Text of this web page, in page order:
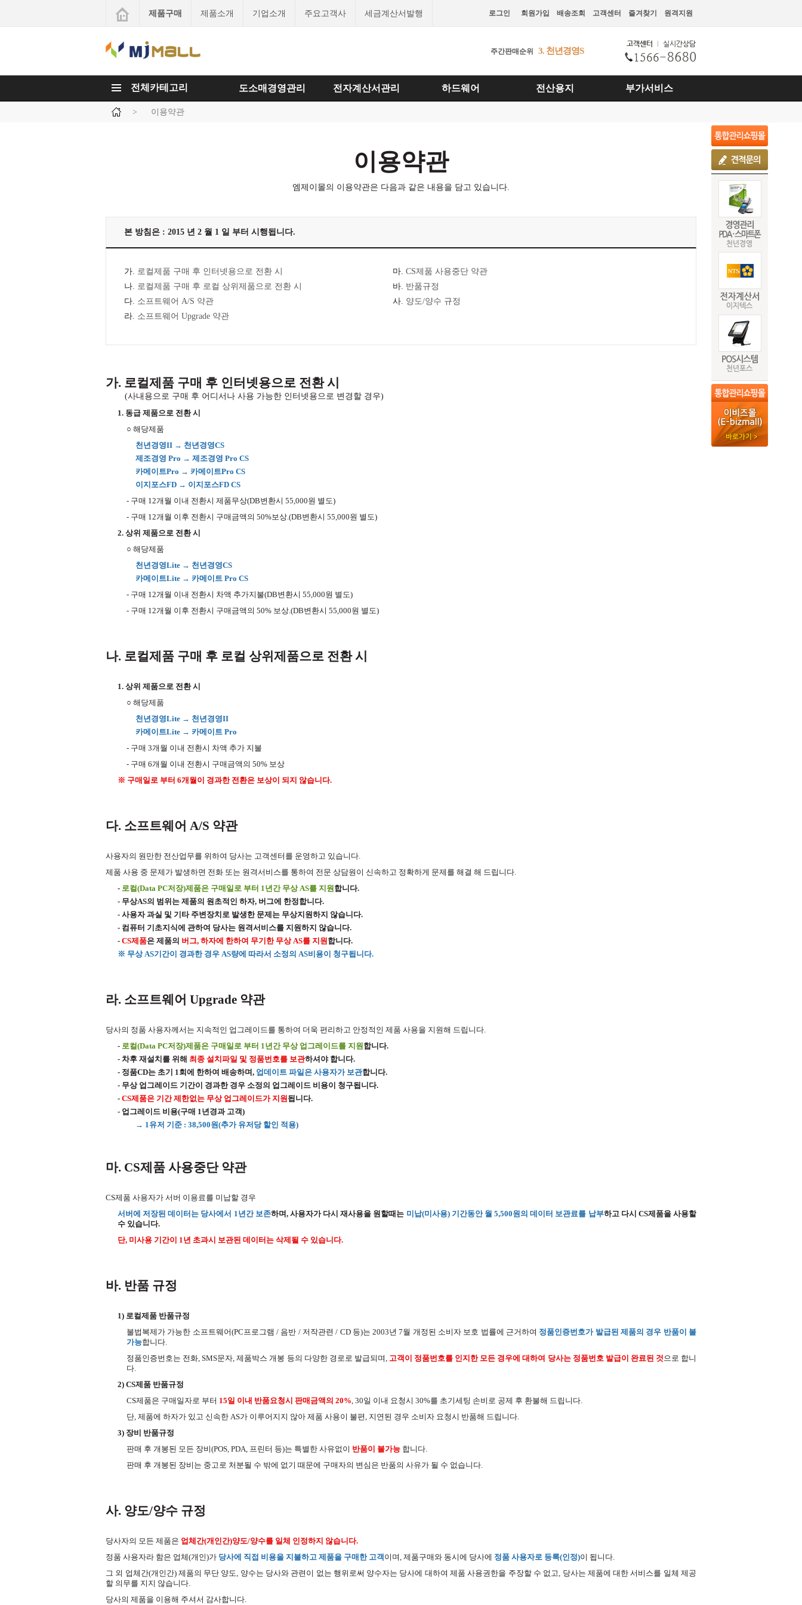
주간판매순위
3. 천년경영S
2. 천년경영
제품구매 제품소개 기업소개 주요고객사 세금계산서발행 로그인 회원가입 배송조회 고객센터 즐겨찾기 원격지원
전체카테고리 도소매경영관리 전자계산서관리 하드웨어 전산용지 부가서비스
> 이용약관
이용약관
엠제이몰의 이용약관은 다음과 같은 내용을 담고 있습니다.
본 방침은 : 2015 년 2 월 1 일 부터 시행됩니다.
가. 로컬제품 구매 후 인터넷용으로 전환 시
나. 로컬제품 구매 후 로컬 상위제품으로 전환 시
다. 소프트웨어 A/S 약관
라. 소프트웨어 Upgrade 약관
마. CS제품 사용중단 약관
바. 반품규정
사. 양도/양수 규정
가. 로컬제품 구매 후 인터넷용으로 전환 시
(사내용으로 구매 후 어디서나 사용 가능한 인터넷용으로 변경할 경우)
1. 동급 제품으로 전환 시
○ 해당제품
천년경영II → 천년경영CS
제조경영 Pro → 제조경영 Pro CS
카메이트Pro → 카메이트Pro CS
이지포스FD → 이지포스FD CS
- 구매 12개월 이내 전환시 제품무상(DB변환시 55,000원 별도)
- 구매 12개월 이후 전환시 구매금액의 50%보상.(DB변환시 55,000원 별도)
2. 상위 제품으로 전환 시
○ 해당제품
천년경영Lite → 천년경영CS
카메이트Lite → 카메이트 Pro CS
- 구매 12개월 이내 전환시 차액 추가지불(DB변환시 55,000원 별도)
- 구매 12개월 이후 전환시 구매금액의 50% 보상.(DB변환시 55,000원 별도)
나. 로컬제품 구매 후 로컬 상위제품으로 전환 시
1. 상위 제품으로 전환 시
○ 해당제품
천년경영Lite → 천년경영II
카메이트Lite → 카메이트 Pro
- 구매 3개월 이내 전환시 차액 추가 지불
- 구매 6개월 이내 전환시 구매금액의 50% 보상
※ 구매일로 부터 6개월이 경과한 전환은 보상이 되지 않습니다.
다. 소프트웨어 A/S 약관
사용자의 원만한 전산업무를 위하여 당사는 고객센터를 운영하고 있습니다.
제품 사용 중 문제가 발생하면 전화 또는 원격서비스를 통하여 전문 상담원이 신속하고 정확하게 문제를 해결 해 드립니다.
- 로컬(Data PC저장)제품은 구매일로 부터 1년간 무상 AS를 지원합니다.
- 무상AS의 범위는 제품의 원초적인 하자, 버그에 한정합니다.
- 사용자 과실 및 기타 주변장치로 발생한 문제는 무상지원하지 않습니다.
- 컴퓨터 기초지식에 관하여 당사는 원격서비스를 지원하지 않습니다.
- CS제품은 제품의 버그, 하자에 한하여 무기한 무상 AS를 지원합니다.
※ 무상 AS기간이 경과한 경우 AS량에 따라서 소정의 AS비용이 청구됩니다.
라. 소프트웨어 Upgrade 약관
당사의 정품 사용자께서는 지속적인 업그레이드를 통하여 더욱 편리하고 안정적인 제품 사용을 지원해 드립니다.
- 로컬(Data PC저장)제품은 구매일로 부터 1년간 무상 업그레이드를 지원합니다.
- 차후 재설치를 위해 최종 설치파일 및 정품번호를 보관하셔야 합니다.
- 정품CD는 초기 1회에 한하여 배송하며, 업데이트 파일은 사용자가 보관합니다.
- 무상 업그레이드 기간이 경과한 경우 소정의 업그레이드 비용이 청구됩니다.
- CS제품은 기간 제한없는 무상 업그레이드가 지원됩니다.
- 업그레이드 비용(구매 1년경과 고객)
→ 1유저 기준 : 38,500원(추가 유저당 할인 적용)
마. CS제품 사용중단 약관
CS제품 사용자가 서버 이용료를 미납할 경우
서버에 저장된 데이터는 당사에서 1년간 보존하며, 사용자가 다시 재사용을 원할때는 미납(미사용) 기간동안 월 5,500원의 데이터 보관료를 납부하고 다시 CS제품을 사용할
수 있습니다.
단, 미사용 기간이 1년 초과시 보관된 데이터는 삭제될 수 있습니다.
바. 반품 규정
1) 로컬제품 반품규정
불법복제가 가능한 소프트웨어(PC프로그램 / 음반 / 저작관련 / CD 등)는 2003년 7월 개정된 소비자 보호 법률에 근거하여 정품인증번호가 발급된 제품의 경우 반품이 불
가능합니다.
정품인증번호는 전화, SMS문자, 제품박스 개봉 등의 다양한 경로로 발급되며, 고객이 정품번호를 인지한 모든 경우에 대하여 당사는 정품번호 발급이 완료된 것으로 합니
다.
2) CS제품 반품규정
CS제품은 구매일자로 부터 15일 이내 반품요청시 판매금액의 20%, 30일 이내 요청시 30%를 초기세팅 손비로 공제 후 환불해 드립니다.
단, 제품에 하자가 있고 신속한 AS가 이루어지지 않아 제품 사용이 불편, 지연된 경우 소비자 요청시 반품해 드립니다.
3) 장비 반품규정
판매 후 개봉된 모든 장비(POS, PDA, 프린터 등)는 특별한 사유없이 반품이 불가능 합니다.
판매 후 개봉된 장비는 중고로 처분될 수 밖에 없기 때문에 구매자의 변심은 반품의 사유가 될 수 없습니다.
사. 양도/양수 규정
당사자의 모든 제품은 업체간(개인간)양도/양수를 일체 인정하지 않습니다.
정품 사용자라 함은 업체(개인)가 당사에 직접 비용을 지불하고 제품을 구매한 고객 이며, 제품구매와 동시에 당사에 정품 사용자로 등록(인정)이 됩니다.
그 외 업체간(개인간) 제품의 무단 양도, 양수는 당사와 관련이 없는 행위로써 양수자는 당사에 대하여 제품 사용권한을 주장할 수 없고, 당사는 제품에 대한 서비스를 일체 제공
할 의무를 지지 않습니다.
당사의 제품을 이용해 주셔서 감사합니다.